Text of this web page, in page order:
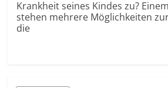
Krankheit seines Kindes zu?
stehen mehrere Möglichkeiten
die